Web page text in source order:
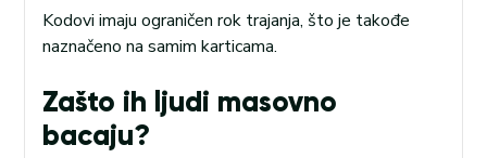
Kodovi imaju ograničen rok trajanja, što je takođe
naznačeno na samim karticama.
Zašto ih ljudi masovno
bacaju?